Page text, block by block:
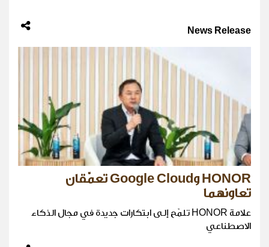
News Release
HONOR وGoogle Cloud تعمّقان
تعاونهما
علامة HONOR تلمّح إلى ابتكارات جديدة في مجال الذكاء
الاصطناعي